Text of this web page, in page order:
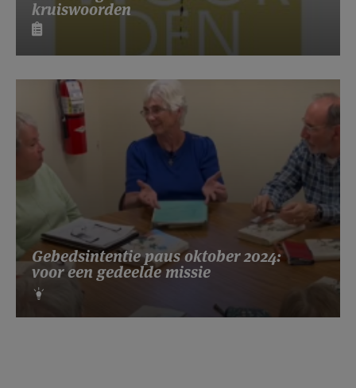
kruiswoorden
Gebedsintentie paus oktober 2024:
voor een gedeelde missie